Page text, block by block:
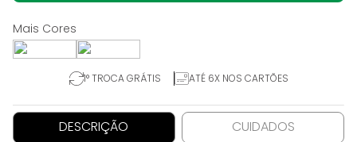
1° TROCA GRÁTIS ATÉ 6X NOS CARTÕES
DESCRIÇÃO CUIDADOS